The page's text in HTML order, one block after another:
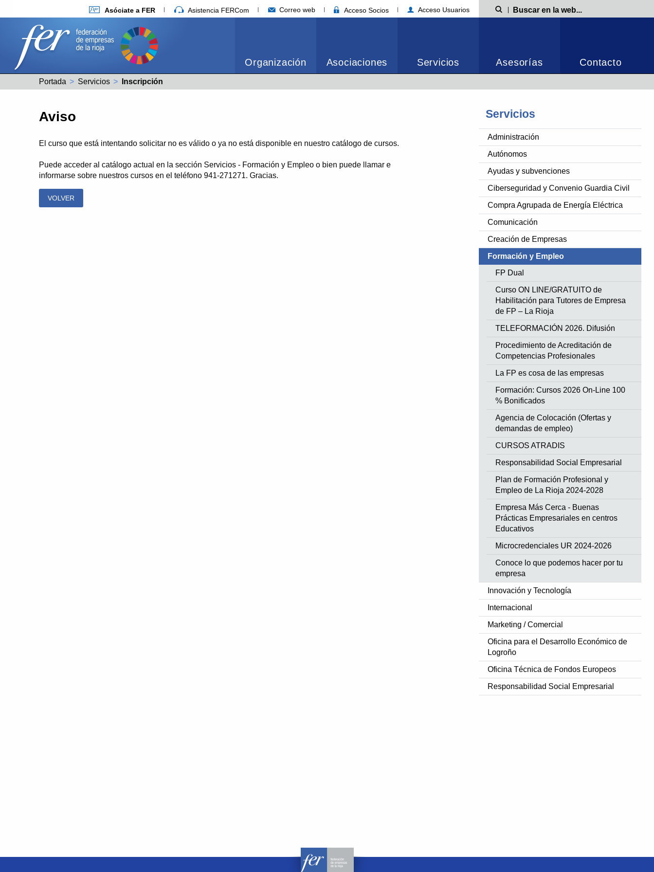
Asóciate a FER Asistencia FERCom Correo web Acceso Socios Acceso Usuarios Búsqueda
Organización Asociaciones Servicios Asesorías Contacto
Portada Servicios Actual:
Inscripción
Servicios
Administración
Autónomos
Ayudas y subvenciones
Ciberseguridad y Convenio Guardia Civil
Compra Agrupada de Energía Eléctrica
Comunicación
Creación de Empresas
Formación y Empleo
FP Dual
Curso ON LINE/GRATUITO de
Habilitación para Tutores de Empresa
de FP – La Rioja
TELEFORMACIÓN 2026. Difusión
Procedimiento de Acreditación de
Competencias Profesionales
La FP es cosa de las empresas
Formación: Cursos 2026 On-Line 100
% Bonificados
Agencia de Colocación (Ofertas y
demandas de empleo)
CURSOS ATRADIS
Responsabilidad Social Empresarial
Plan de Formación Profesional y
Empleo de La Rioja 2024-2028
Empresa Más Cerca - Buenas
Prácticas Empresariales en centros
Educativos
Microcredenciales UR 2024-2026
Conoce lo que podemos hacer por tu
empresa
Innovación y Tecnología
Internacional
Marketing / Comercial
Oficina para el Desarrollo Económico de
Logroño
Oficina Técnica de Fondos Europeos
Responsabilidad Social Empresarial
Aviso
El curso que está intentando solicitar no es válido o ya no está disponible en nuestro catálogo de cursos.
Puede acceder al catálogo actual en la sección Servicios - Formación y Empleo o bien puede llamar e
informarse sobre nuestros cursos en el teléfono 941-271271. Gracias.
VOLVER